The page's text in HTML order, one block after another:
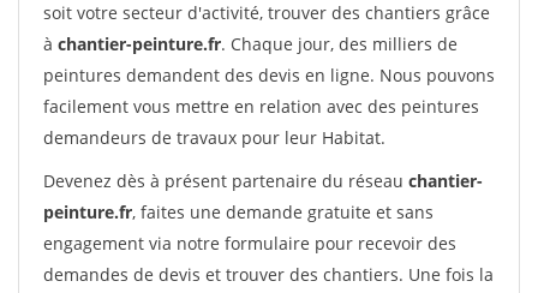
soit votre secteur d'activité, trouver des chantiers grâce
à chantier-peinture.fr. Chaque jour, des milliers de
peintures demandent des devis en ligne. Nous pouvons
facilement vous mettre en relation avec des peintures
demandeurs de travaux pour leur Habitat.
Devenez dès à présent partenaire du réseau chantier-
peinture.fr, faites une demande gratuite et sans
engagement via notre formulaire pour recevoir des
demandes de devis et trouver des chantiers. Une fois la